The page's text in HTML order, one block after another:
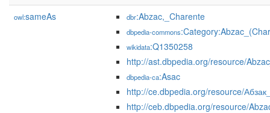
owl:sameAs dbr:Abzac,_Charente
dbpedia-commons
wikidata:Q1350258
http://ast.dbpedia.org/resource/
dbpedia-ca:Asac
http://ce.dbpedia.org/resource/
http://ceb.dbpedia.org/resource/